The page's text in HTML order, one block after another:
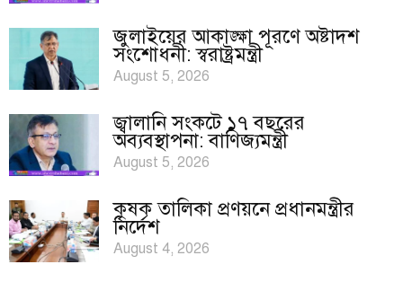
জুলাইয়ের আকাঙ্ক্ষা পূরণে অষ্টাদশ
সংশোধনী: স্বরাষ্ট্রমন্ত্রী
August 5, 2026
জ্বালানি সংকটে ১৭ বছরের
অব্যবস্থাপনা: বাণিজ্যমন্ত্রী
August 5, 2026
কৃষক তালিকা প্রণয়নে প্রধানমন্ত্রীর
নির্দেশ
August 4, 2026